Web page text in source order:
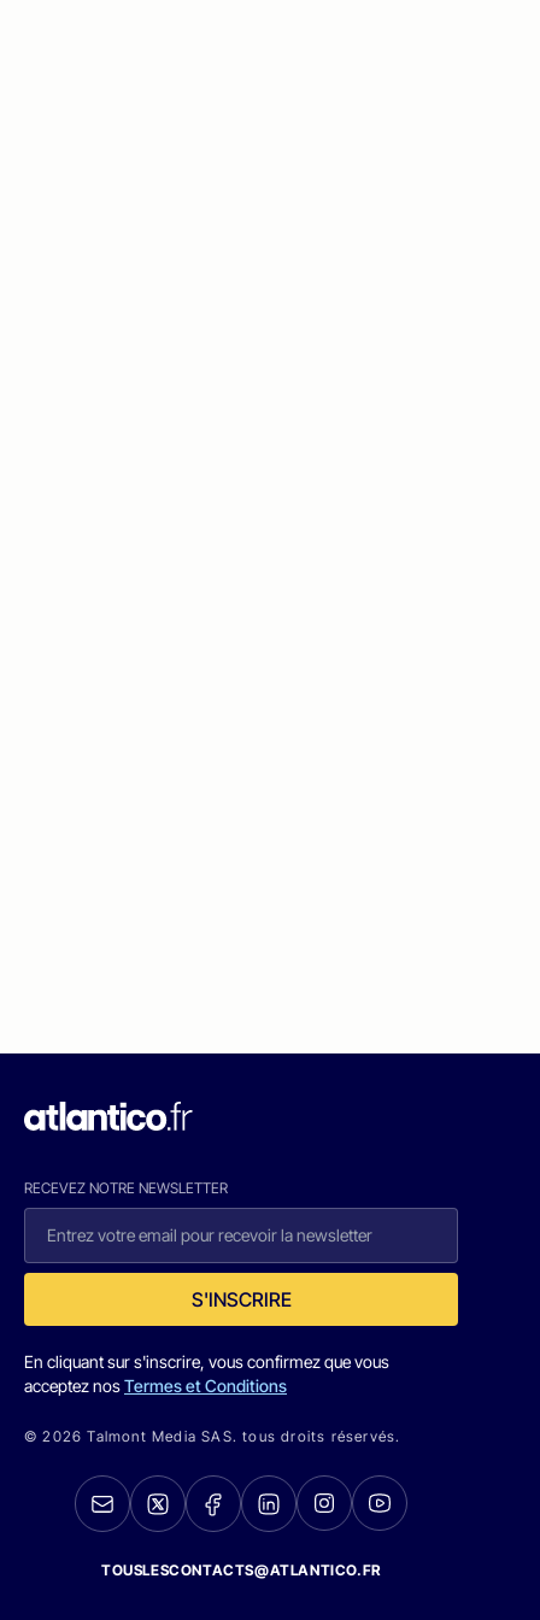
RECEVEZ NOTRE NEWSLETTER
S'INSCRIRE
En cliquant sur s'inscrire, vous confirmez que vous
acceptez nosTermes et Conditions
© 2026 Talmont Media SAS. tous droits réservés.
TOUSLESCONTACTS@ATLANTICO.FR